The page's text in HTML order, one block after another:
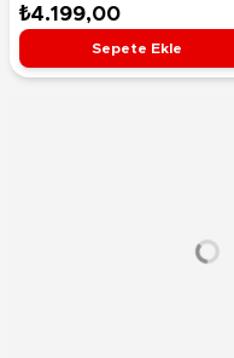
Ailesinin Evi ve Hafıza
Oyunu 10459
₺4.199,00
Sepete Ekle